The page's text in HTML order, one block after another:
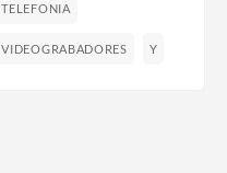
TELEFONIA
VIDEOGRABADORES Y